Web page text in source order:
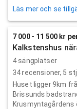
Läs mer och se
7 000 - 11 500 kr
Kalkstenshus
4 sängplatser
34recensioner, 5
Huset ligger 9km
Brissunds
Krusmyntagårdens